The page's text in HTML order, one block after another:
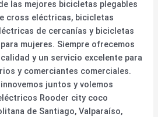
las mejores bicicletas plegables
cross eléctricas, bicicletas
de cercanías y bicicletas
mujeres. Siempre ofrecemos
y un servicio excelente para
y comerciantes comerciales.
juntos y volemos
Rooder city coco
de Santiago, Valparaíso,